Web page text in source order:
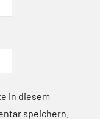
in diesem
speichern.